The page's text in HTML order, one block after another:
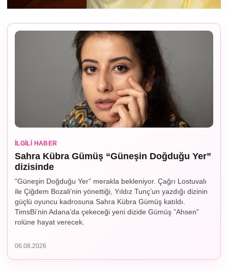
İLGILI HABER
Sahra Kübra Gümüş “Güneşin Doğduğu Yer”
dizisinde
“Güneşin Doğduğu Yer” merakla bekleniyor. Çağrı Lostuvalı
ile Çiğdem Bozali’nin yönettiği, Yıldız Tunç’un yazdığı dizinin
güçlü oyuncu kadrosuna Sahra Kübra Gümüş katıldı.
TimsBi’nin Adana’da çekeceği yeni dizide Gümüş ”Ahsen”
rolüne hayat verecek.
06.08.2026